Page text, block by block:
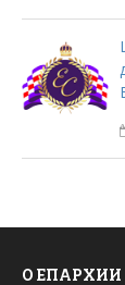
О ЕПАРХИИ